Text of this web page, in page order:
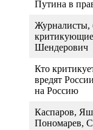
Путина в
Журналисты,
Шендерович
Кто
вредят
на Россию
Каспаров,
Пономарев,